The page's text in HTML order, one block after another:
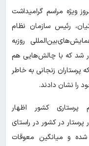
ویژه مراسم گرامیداشت
رئیس سازمان نظام
در سالن همایش‌های‌بین‌المللی روزبه
شد که با چالش‌هایی هم
پرستاران زنجانی به خاطر
را نشان دادند.
پرستاری کشور اظهار
مجوز استخدام 10 هزار پرستار در کشور در راستای
و میانگین معوقات